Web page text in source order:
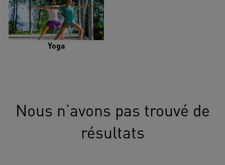
Yoga
Nous n’avons pas trouvé de
résultats